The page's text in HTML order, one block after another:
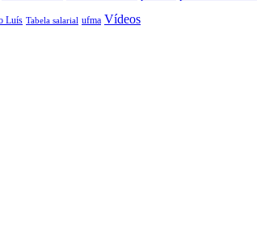
Luís Tabela salarial ufma Vídeos